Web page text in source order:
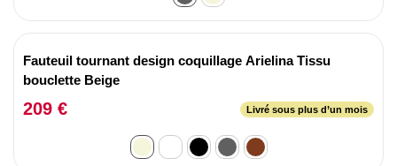
Fauteuil tournant design coquillage Arielina Tissu
bouclette Beige
209 € Livré sous plus d’un mois